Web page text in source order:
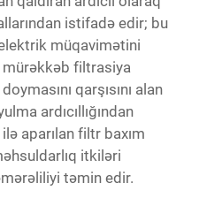
istifadə edir; bu
müqavimətini
mürəkkəb filtrasiya
qarşısını alan
ardıcıllığından
aparılan filtr baxım
itkiləri
təmin edir.